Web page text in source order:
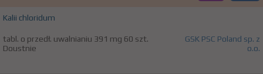
Kalii chloridum
tabl. o przedł. uwalnianiu 391 mg 60 szt.
Doustnie
GSK PSC Poland sp. z
o.o.